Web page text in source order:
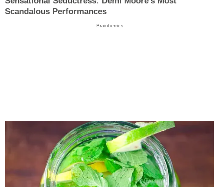
Scandalous Performances
Brainberries